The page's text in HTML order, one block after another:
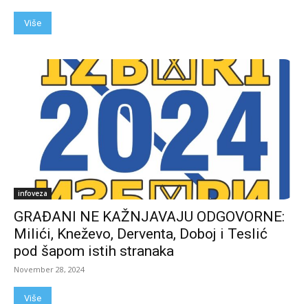
Više
infoveza
GRAĐANI NE KAŽNJAVAJU ODGOVORNE:
Milići, Kneževo, Derventa, Doboj i Teslić
pod šapom istih stranaka
November 28, 2024
Više